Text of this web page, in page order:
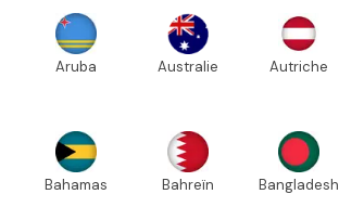
Aruba Australie Autriche
Bahamas Bahreïn Bangladesh